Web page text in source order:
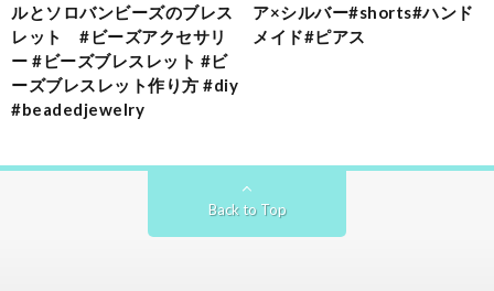
ルとソロバンビーズのブレス
レット #ビーズアクセサリ
ー #ビーズブレスレット #ビ
ーズブレスレット作り方 #diy
#beadedjewelry
ア×シルバー#shorts#ハンド
メイド#ピアス
Back to Top